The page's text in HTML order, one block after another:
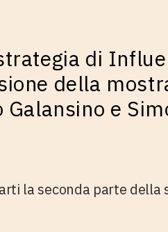
di
della
e
la seconda parte